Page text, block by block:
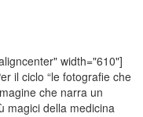
width="610"]
il ciclo “le fotografie che
che narra un
magici della medicina